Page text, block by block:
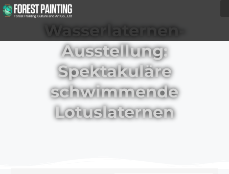
Wasserlaternen-
Ausstellung:
Spektakuläre
schwimmende
Lotuslaternen